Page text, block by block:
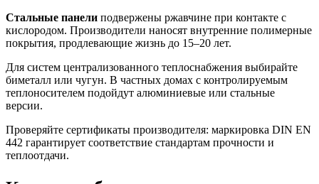
Стальные панели подвержены ржавчине при контакте с
кислородом. Производители наносят внутренние полимерные
покрытия, продлевающие жизнь до 15–20 лет.
Для систем централизованного теплоснабжения выбирайте
биметалл или чугун. В частных домах с контролируемым
теплоносителем подойдут алюминиевые или стальные
версии.
Проверяйте сертификаты производителя: маркировка DIN EN
442 гарантирует соответствие стандартам прочности и
теплоотдачи.